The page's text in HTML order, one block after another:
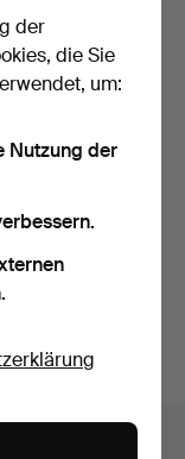
der
die Sie
um:
Nutzung der